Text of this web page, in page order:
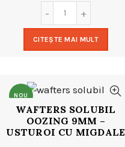
CITEȘTE MAI MULT
NOU
WAFTERS SOLUBIL
OOZING 9MM –
USTUROI CU MIGDALE